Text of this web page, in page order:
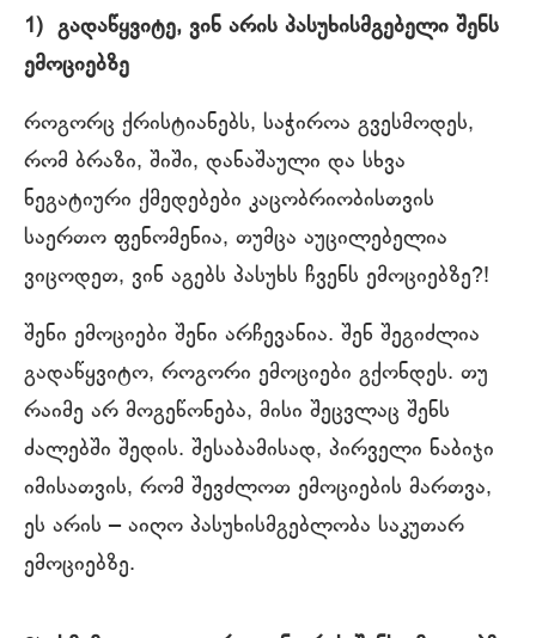
1) გადაწყვიტე, ვინ არის პასუხისმგებელი შენს
ემოციებზე
როგორც ქრისტიანებს, საჭიროა გვესმოდეს,
რომ ბრაზი, შიში, დანაშაული და სხვა
ნეგატიური ქმედებები კაცობრიობისთვის
საერთო ფენომენია, თუმცა აუცილებელია
ვიცოდეთ, ვინ აგებს პასუხს ჩვენს ემოციებზე?!
შენი ემოციები შენი არჩევანია. შენ შეგიძლია
გადაწყვიტო, როგორი ემოციები გქონდეს. თუ
რაიმე არ მოგეწონება, მისი შეცვლაც შენს
ძალებში შედის. შესაბამისად, პირველი ნაბიჯი
იმისათვის, რომ შევძლოთ ემოციების მართვა,
ეს არის ‒ აიღო პასუხისმგებლობა საკუთარ
ემოციებზე.